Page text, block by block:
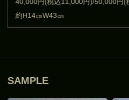
約H14㎝W43㎝
SAMPLE